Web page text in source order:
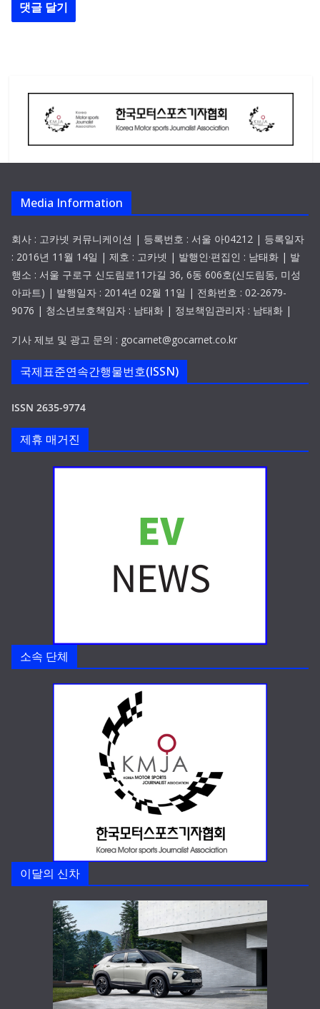
Media Information
회사 : 고카넷 커뮤니케이션 | 등록번호 : 서울 아04212 | 등록일자
: 2016년 11월 14일 | 제호 : 고카넷 | 발행인·편집인 : 남태화 | 발
행소 : 서울 구로구 신도림로11가길 36, 6동 606호(신도림동, 미성
아파트) | 발행일자 : 2014년 02월 11일 | 전화번호 : 02-2679-
9076 | 청소년보호책임자 : 남태화 | 정보책임관리자 : 남태화 |
기사 제보 및 광고 문의 : gocarnet@gocarnet.co.kr
국제표준연속간행물번호(ISSN)
ISSN 2635-9774
제휴 매거진
소속 단체
이달의 신차